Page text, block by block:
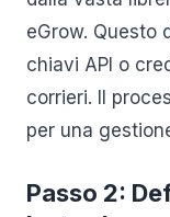
eGrow. Questo
chiavi API o
corrieri. Il
per una
Passo 2: